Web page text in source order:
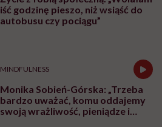
iść godzinę pieszo, niż wsiąść do
autobusu czy pociągu”
MINDFULNESS
Monika Sobień-Górska: „Trzeba
bardzo uważać, komu oddajemy
swoją wrażliwość, pieniądze i